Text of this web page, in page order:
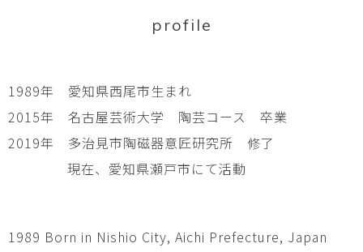
profile
1989年 愛知県西尾市生まれ
2015年 名古屋芸術大学 陶芸コース 卒業
2019年 多治見市陶磁器意匠研究所 修了
現在、愛知県瀬戸市にて活動
1989 Born in Nishio City, Aichi Prefecture, Japan